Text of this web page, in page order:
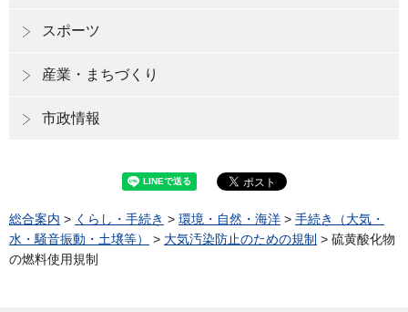
スポーツ
産業・まちづくり
市政情報
総合案内 > くらし・手続き > 環境・自然・海洋 > 手続き（大気・
水・騒音振動・土壌等）
> 大気汚染防止のための規制 > 硫黄酸化物
の燃料使用規制